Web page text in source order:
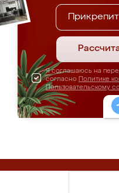
Я соглашаюсь на
согласно Политике
Пользовательскому